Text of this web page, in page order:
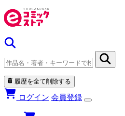
履歴を全て削除する
ログイン 会員登録